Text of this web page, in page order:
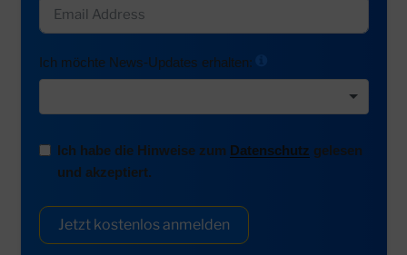
Ich möchte News-Updates erhalten:
Ich habe die Hinweise zum Datenschutz gelesen
und akzeptiert.
Jetzt kostenlos anmelden